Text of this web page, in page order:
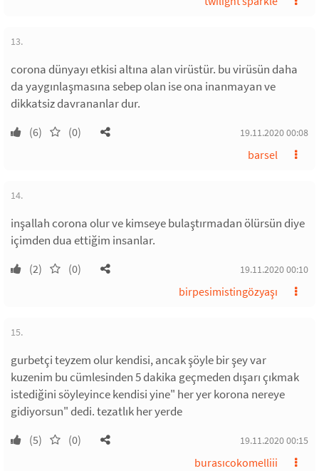
13.
corona dünyayı etkisi altına alan virüstür. bu virüsün daha
da yaygınlaşmasına sebep olan ise ona inanmayan ve
dikkatsiz davrananlar dur.
(6) (0) 19.11.2020 00:08
barsel
14.
inşallah corona olur ve kimseye bulaştırmadan ölürsün diye
içimden dua ettiğim insanlar.
(2) (0) 19.11.2020 00:10
birpesimistingözyaşı
15.
gurbetçi teyzem olur kendisi, ancak şöyle bir şey var
kuzenim bu cümlesinden 5 dakika geçmeden dışarı çıkmak
istediğini söyleyince kendisi yine" her yer korona nereye
gidiyorsun" dedi. tezatlık her yerde
(5) (0) 19.11.2020 00:15
burasıcokomelliii